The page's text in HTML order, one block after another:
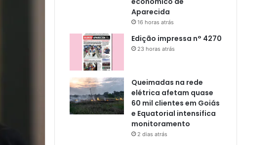
Aparecida
16 horas atrás
Edição impressa n° 4270
23 horas atrás
Queimadas na rede
elétrica afetam quase
60 mil clientes em Goiás
e Equatorial intensifica
monitoramento
2 dias atrás